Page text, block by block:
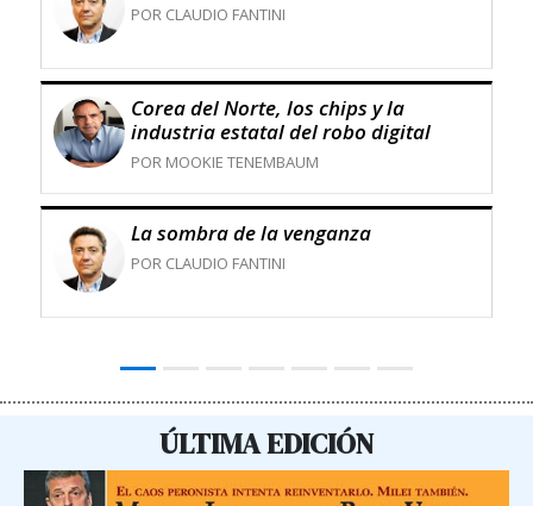
POR CLAUDIO FANTINI
Corea del Norte, los chips y la
industria estatal del robo digital
POR MOOKIE TENEMBAUM
La sombra de la venganza
POR CLAUDIO FANTINI
ÚLTIMA EDICIÓN